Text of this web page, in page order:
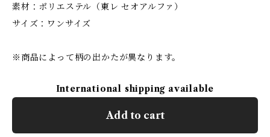
素材：ポリエステル（東レ セオアルファ）
サイズ：ワンサイズ
※商品によって柄の出かたが異なります。
International shipping available
Add to cart